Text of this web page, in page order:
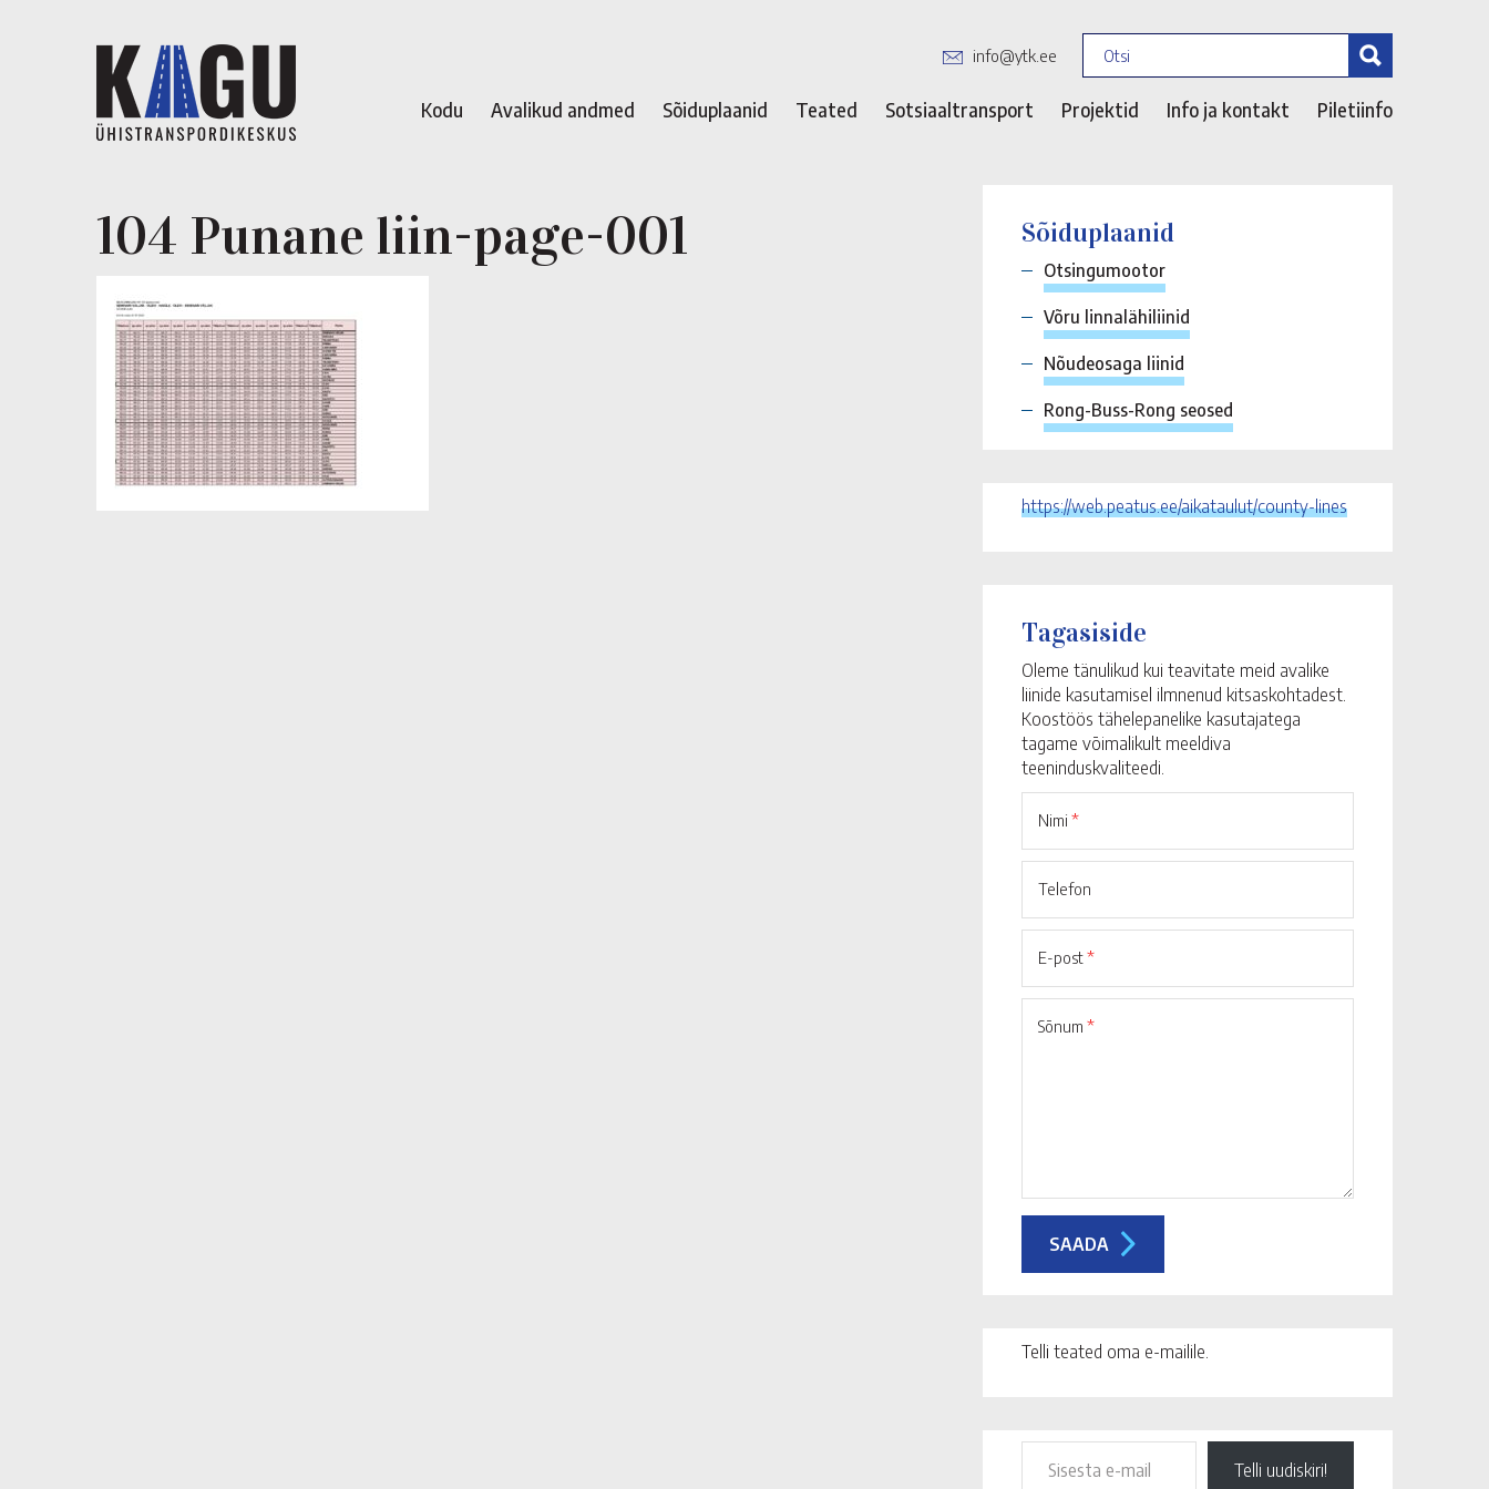
info@ytk.ee
Kodu Avalikud andmed Sõiduplaanid Teated Sotsiaaltransport Projektid Info ja kontakt Piletiinfo
104 Punane liin-page-001 Sõiduplaanid
Otsingumootor
Võru linnalähiliinid
Nõudeosaga liinid
Rong-Buss-Rong seosed
https://web.peatus.ee/aikataulut/county-lines
Tagasiside
Oleme tänulikud kui teavitate meid avalike
liinide kasutamisel ilmnenud kitsaskohtadest.
Koostöös tähelepanelike kasutajatega
tagame võimalikult meeldiva
teeninduskvaliteedi.
Nimi *
Telefon
E-post*
Sõnum *
Telli teated oma e-mailile.
Telli uudiskiri!